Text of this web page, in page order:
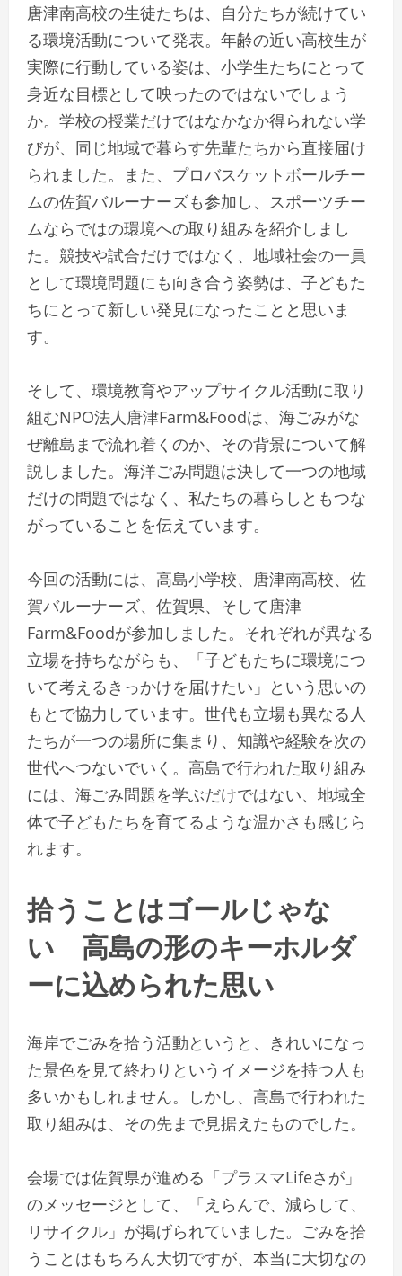
唐津南高校の生徒たちは、自分たちが続けてい
る環境活動について発表。年齢の近い高校生が
実際に行動している姿は、小学生たちにとって
身近な目標として映ったのではないでしょう
か。学校の授業だけではなかなか得られない学
びが、同じ地域で暮らす先輩たちから直接届け
られました。また、プロバスケットボールチー
ムの佐賀バルーナーズも参加し、スポーツチー
ムならではの環境への取り組みを紹介しまし
た。競技や試合だけではなく、地域社会の一員
として環境問題にも向き合う姿勢は、子どもた
ちにとって新しい発見になったことと思いま
す。
そして、環境教育やアップサイクル活動に取り
組むNPO法人唐津Farm&Foodは、海ごみがな
ぜ離島まで流れ着くのか、その背景について解
説しました。海洋ごみ問題は決して一つの地域
だけの問題ではなく、私たちの暮らしともつな
がっていることを伝えています。
今回の活動には、高島小学校、唐津南高校、佐
賀バルーナーズ、佐賀県、そして唐津
Farm&Foodが参加しました。それぞれが異なる
立場を持ちながらも、「子どもたちに環境につ
いて考えるきっかけを届けたい」という思いの
もとで協力しています。世代も立場も異なる人
たちが一つの場所に集まり、知識や経験を次の
世代へつないでいく。高島で行われた取り組み
には、海ごみ問題を学ぶだけではない、地域全
体で子どもたちを育てるような温かさも感じら
れます。
拾うことはゴールじゃな
い 高島の形のキーホルダ
ーに込められた思い
海岸でごみを拾う活動というと、きれいになっ
た景色を見て終わりというイメージを持つ人も
多いかもしれません。しかし、高島で行われた
取り組みは、その先まで見据えたものでした。
会場では佐賀県が進める「プラスマLifeさが」
のメッセージとして、「えらんで、減らして、
リサイクル」が掲げられていました。ごみを拾
うことはもちろん大切ですが、本当に大切なの